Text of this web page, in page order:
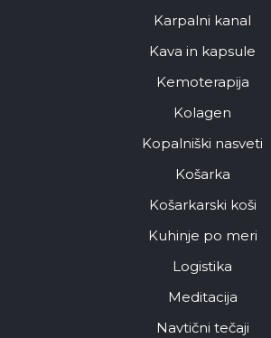
Karpalni kanal
Kava in kapsule
Kemoterapija
Kolagen
Kopalniški nasveti
Košarka
Košarkarski koši
Kuhinje po meri
Logistika
Meditacija
Navtični tečaji